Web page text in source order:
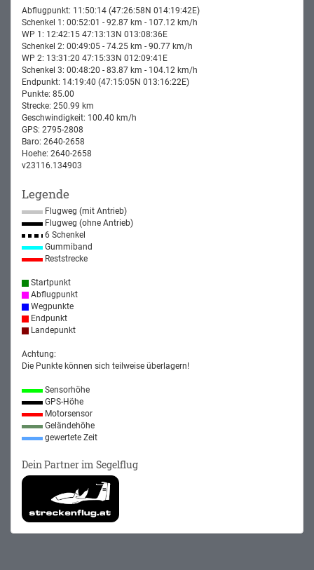
Abflugpunkt: 11:50:14 (47:26:58N 014:19:42E)
Schenkel 1: 00:52:01 - 92.87 km - 107.12 km/h
WP 1: 12:42:15 47:13:13N 013:08:36E
Schenkel 2: 00:49:05 - 74.25 km - 90.77 km/h
WP 2: 13:31:20 47:15:33N 012:09:41E
Schenkel 3: 00:48:20 - 83.87 km - 104.12 km/h
Endpunkt: 14:19:40 (47:15:05N 013:16:22E)
Punkte: 85.00
Strecke: 250.99 km
Geschwindigkeit: 100.40 km/h
GPS: 2795-2808
Baro: 2640-2658
Hoehe: 2640-2658
v23116.134903
Legende
Flugweg (mit Antrieb)
Flugweg (ohne Antrieb)
6 Schenkel
Gummiband
Reststrecke
Startpunkt
Abflugpunkt
Wegpunkte
Endpunkt
Landepunkt
Achtung:
Die Punkte können sich teilweise überlagern!
Sensorhöhe
GPS-Höhe
Motorsensor
Geländehöhe
gewertete Zeit
Dein Partner im Segelflug